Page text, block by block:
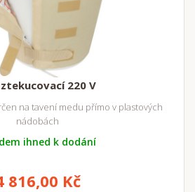
ztekucovací 220 V
na tavení medu přímo v plastových
nádobách
ihned k dodání
816,00 Kč